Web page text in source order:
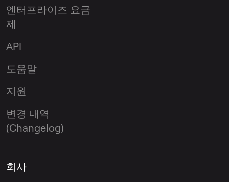
엔터프라이즈 요금
제
API
도움말
지원
변경 내역
(Changelog)
회사